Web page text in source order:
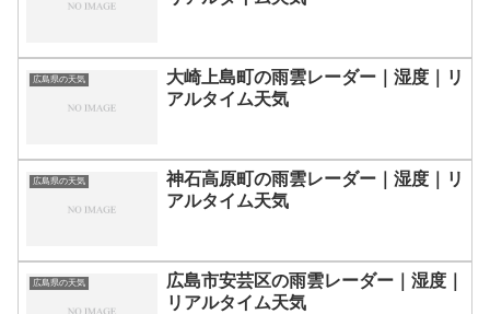
広島県の天気
大崎上島町の雨雲レーダー｜湿度｜リ
アルタイム天気
広島県の天気
神石高原町の雨雲レーダー｜湿度｜リ
アルタイム天気
広島県の天気
広島市安芸区の雨雲レーダー｜湿度｜
リアルタイム天気